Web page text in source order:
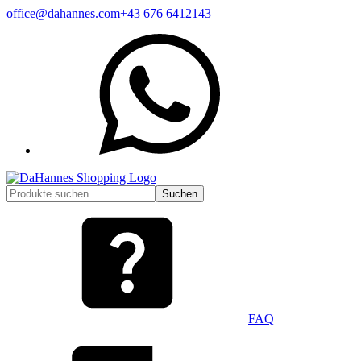
Zum
office@dahannes.com+43 676 6412143
Suchen
nach:
Suchen
FAQ